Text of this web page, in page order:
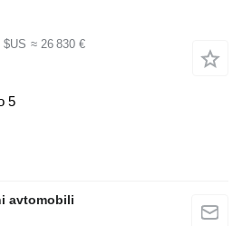
$US ≈ 26 830 €
5
avtomobili